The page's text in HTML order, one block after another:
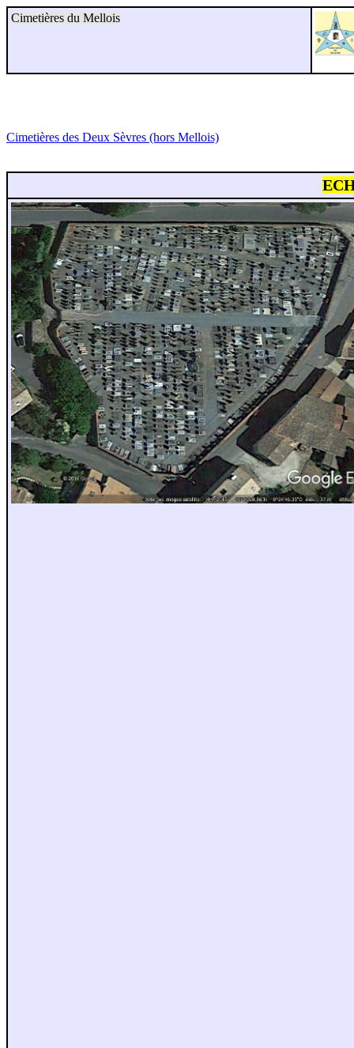
Cimetières du Mellois
Cimetières des Deux Sèvres (hors Mellois)